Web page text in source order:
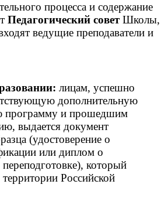
процесса и содержание
Педагогический советШколы,
ведущие преподаватели и
лицам, успешно
дополнительную
программу и прошедшим
выдается документ
(удостоверение о
или диплом о
который
территории Российской